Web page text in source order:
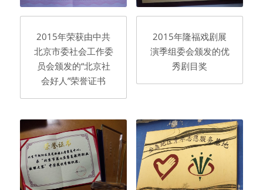
2015年荣获由中共
北京市委社会工作委
员会颁发的“北京社
会好人”荣誉证书
2015年隆福戏剧展
演季组委会颁发的优
秀剧目奖